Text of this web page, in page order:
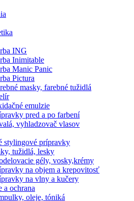
ING
Inimitable
Manic Panic
Pictura
masky, farebné tužidlá
emulzie
pred a po farbení
vyhladzovač vlasov
stylingové prípravky
tužidlá, lesky
gély, vosky,krémy
na objem a krepovitosť
na vlny a kučery
a ochrana
oleje, tóniká